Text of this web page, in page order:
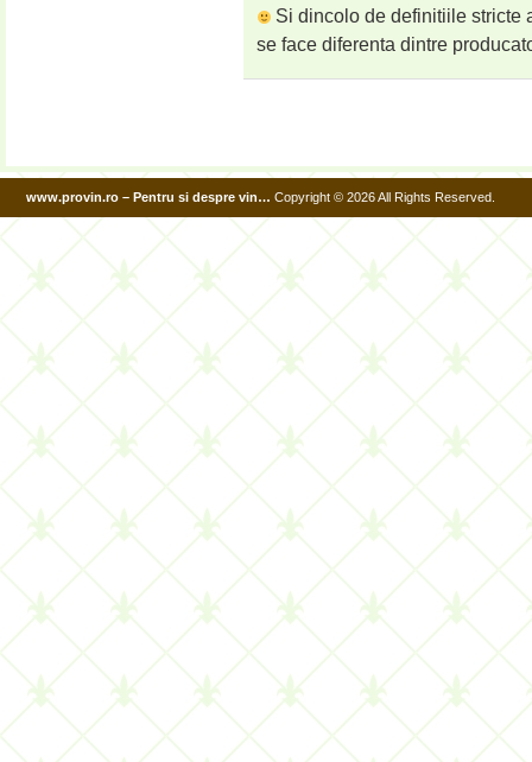
Si dincolo de definitiile stricte
se face diferenta dintre
www.provin.ro – Pentru si despre vin… Copyright © 2026 All Rights Reserved.